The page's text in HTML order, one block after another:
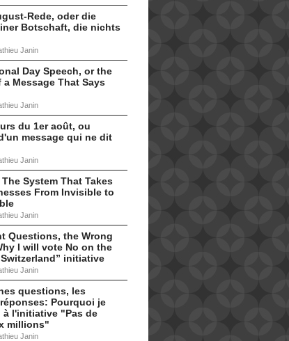
Rede, oder die
Botschaft, die nichts
Janin
Day Speech, or the
Message That Says
Janin
du 1er août, ou
message qui ne dit
Janin
System That Takes
From Invisible to
Janin
Questions, the Wrong
I will vote No on the
initiative
Janin
questions, les
Pourquoi je
à l'initiative "Pas de
millions"
Janin